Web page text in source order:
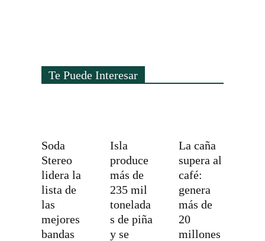
Te Puede Interesar
Soda
Stereo
lidera la
lista de
las
mejores
bandas
Isla
produce
más de
235 mil
tonelada
s de piña
y se
La caña
supera al
café:
genera
más de
20
millones